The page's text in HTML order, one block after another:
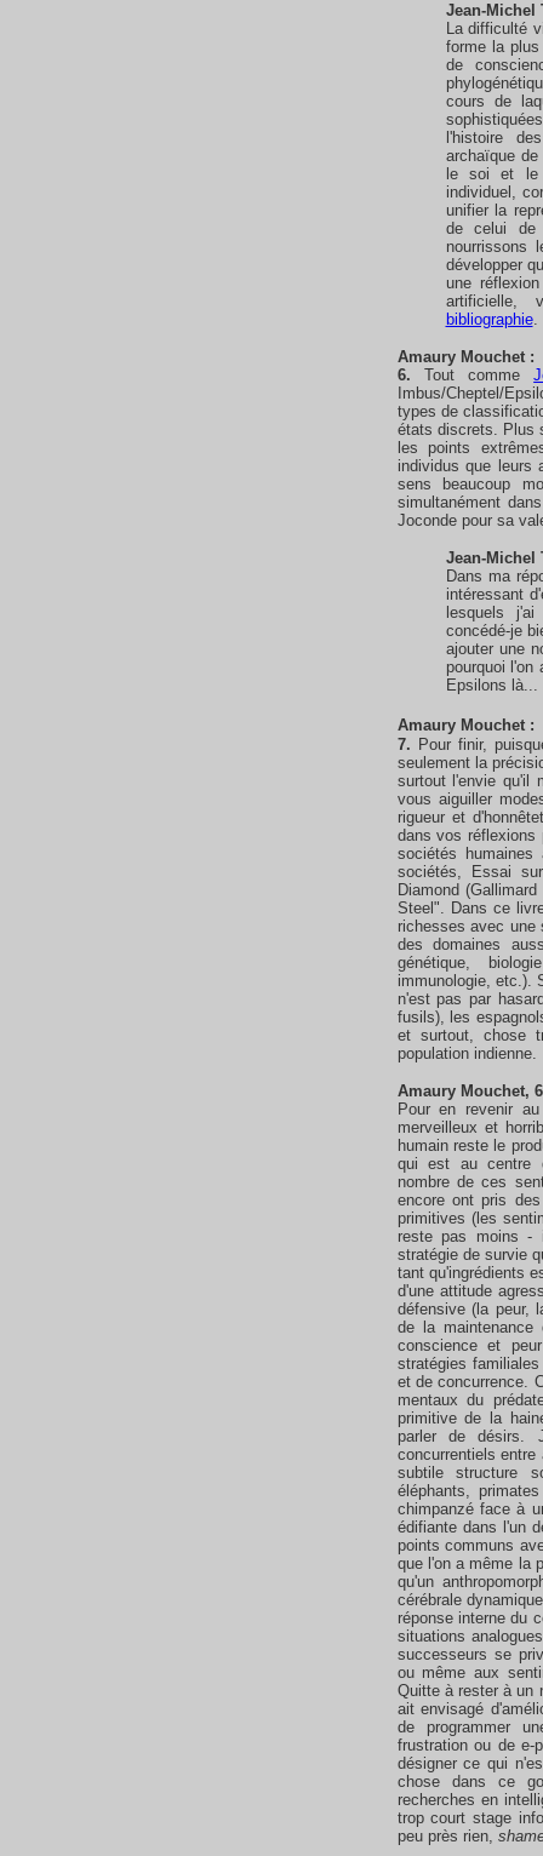
Jean-Michel
La difficulté
forme la
de
cours de
l'histoire
archaïque
le soi et le
individuel,
unifier la
de celui de
nourrissons
développer
une
artificielle,
bibliographie.
Amaury Mouchet:
6. Tout comme
Imbus/Cheptel/
types de
états discrets. Plus
les points
individus que leurs
sens beaucoup
simultanément
Joconde pour sa
Jean-Michel
Dans ma
intéressant
lesquels
concédé-je
ajouter une
pourquoi
Epsilons là...
Amaury Mouchet:
7. Pour finir,
seulement la
surtout l'envie qu'il
vous aiguiller
rigueur et
dans vos réflexions
sociétés
sociétés, Essai
Diamond
Steel". Dans ce
richesses avec une
des domaines
génétique,
immunologie, etc.).
n'est pas par
fusils), les
et surtout, chose
population indienne.
Amaury Mouchet,
Pour en revenir
merveilleux et
humain reste le
qui est au centre
nombre de ces
encore ont pris
primitives (les
reste pas moins -
stratégie de survie
tant qu'ingrédients
d'une attitude
défensive (la peur,
de la maintenance
conscience et
stratégies
et de concurrence.
mentaux du
primitive de la
parler de désirs.
concurrentiels
subtile structure
éléphants,
chimpanzé face à
édifiante dans l'un
points communs
que l'on a même la
qu'un
cérébrale
réponse interne du
situations
successeurs se
ou même aux
Quitte à rester à un
ait envisagé
de programmer
frustration ou de e-
désigner ce qui
chose dans ce
recherches en
trop court stage
peu près rien,